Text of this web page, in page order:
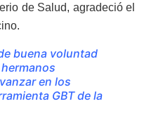
de Salud, agradeció el
buena voluntad
en los
GBT de la